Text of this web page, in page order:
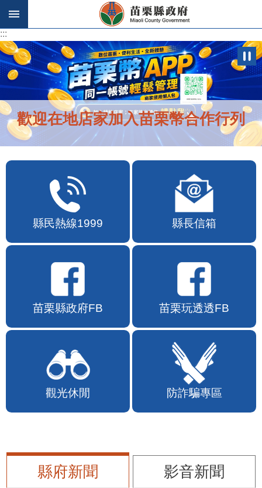
跳到主要內容區塊
:::
:::
歡迎在地店家加入苗栗幣合作行列
縣民熱線1999 縣長信箱
苗栗縣政府FB 苗栗玩透透FB
觀光休閒 防詐騙專區
縣府新聞
影音新聞